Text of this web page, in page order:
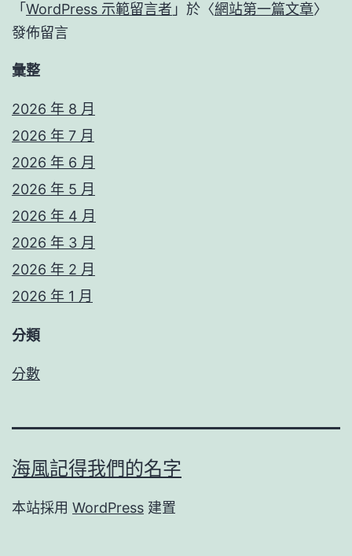
「 WordPress 示範留言者 」於〈網站第一篇文章〉
發佈留言
彙整
2026 年 8 月
2026 年 7 月
2026 年 6 月
2026 年 5 月
2026 年 4 月
2026 年 3 月
2026 年 2 月
2026 年 1 月
分類
分數
海風記得我們的名字
本站採用 WordPress 建置